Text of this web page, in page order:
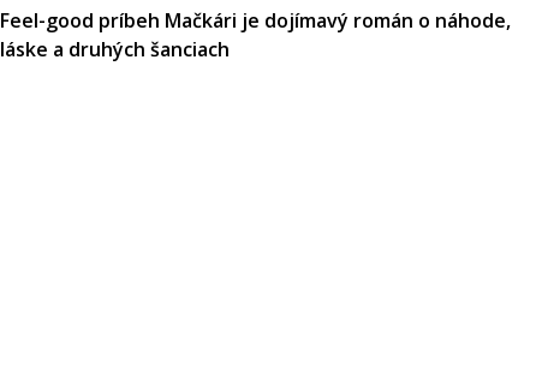
Feel-good príbeh Mačkári je dojímavý román o náhode,
láske a druhých šanciach